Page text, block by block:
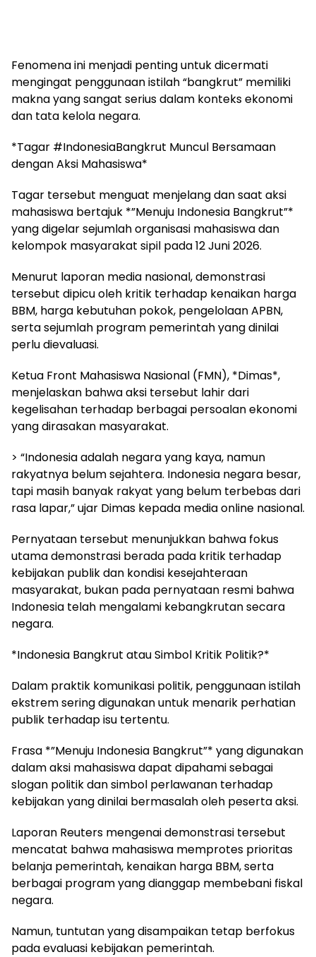
Fenomena ini menjadi penting untuk dicermati
mengingat penggunaan istilah “bangkrut” memiliki
makna yang sangat serius dalam konteks ekonomi
dan tata kelola negara.
*Tagar #IndonesiaBangkrut Muncul Bersamaan
dengan Aksi Mahasiswa*
Tagar tersebut menguat menjelang dan saat aksi
mahasiswa bertajuk *”Menuju Indonesia Bangkrut”*
yang digelar sejumlah organisasi mahasiswa dan
kelompok masyarakat sipil pada 12 Juni 2026.
Menurut laporan media nasional, demonstrasi
tersebut dipicu oleh kritik terhadap kenaikan harga
BBM, harga kebutuhan pokok, pengelolaan APBN,
serta sejumlah program pemerintah yang dinilai
perlu dievaluasi.
Ketua Front Mahasiswa Nasional (FMN), *Dimas*,
menjelaskan bahwa aksi tersebut lahir dari
kegelisahan terhadap berbagai persoalan ekonomi
yang dirasakan masyarakat.
> “Indonesia adalah negara yang kaya, namun
rakyatnya belum sejahtera. Indonesia negara besar,
tapi masih banyak rakyat yang belum terbebas dari
rasa lapar,” ujar Dimas kepada media online nasional.
Pernyataan tersebut menunjukkan bahwa fokus
utama demonstrasi berada pada kritik terhadap
kebijakan publik dan kondisi kesejahteraan
masyarakat, bukan pada pernyataan resmi bahwa
Indonesia telah mengalami kebangkrutan secara
negara.
*Indonesia Bangkrut atau Simbol Kritik Politik?*
Dalam praktik komunikasi politik, penggunaan istilah
ekstrem sering digunakan untuk menarik perhatian
publik terhadap isu tertentu.
Frasa *”Menuju Indonesia Bangkrut”* yang digunakan
dalam aksi mahasiswa dapat dipahami sebagai
slogan politik dan simbol perlawanan terhadap
kebijakan yang dinilai bermasalah oleh peserta aksi.
Laporan Reuters mengenai demonstrasi tersebut
mencatat bahwa mahasiswa memprotes prioritas
belanja pemerintah, kenaikan harga BBM, serta
berbagai program yang dianggap membebani fiskal
negara.
Namun, tuntutan yang disampaikan tetap berfokus
pada evaluasi kebijakan pemerintah.